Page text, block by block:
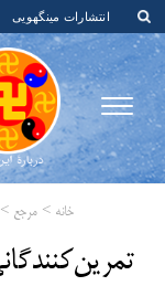
انتشارات مینگهویی
خانه > مرجع >